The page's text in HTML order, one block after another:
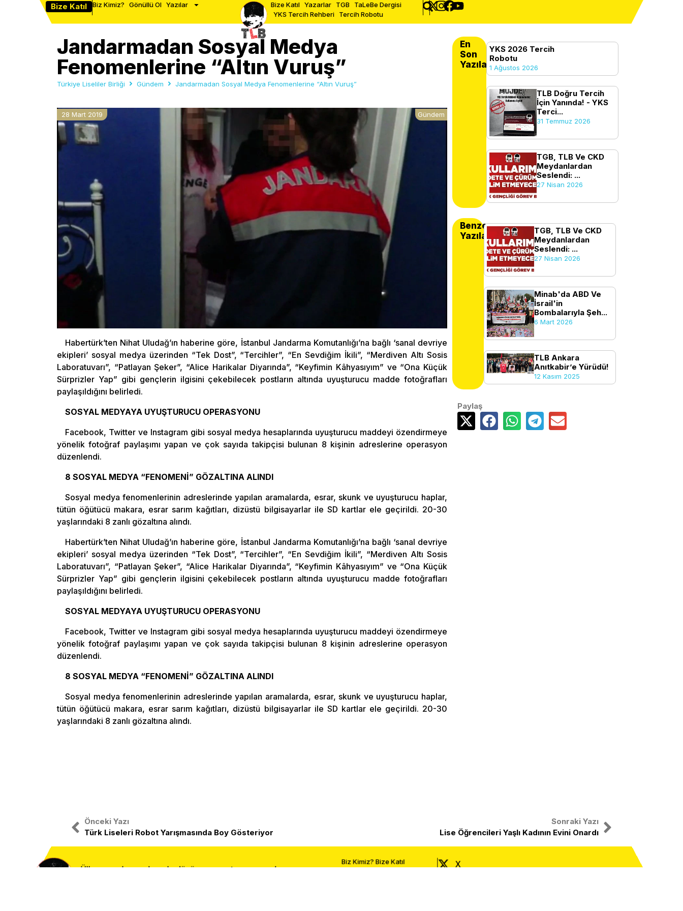
Bize Katıl Biz Kimiz? Gönüllü Ol Yazılar Bize Katıl Yazarlar TGB TaLeBe Dergisi
YKS Tercih Rehberi Tercih Robotu
Jandarmadan Sosyal Medya
Fenomenlerine “Altın Vuruş”
Türkiye Liseliler Birliği Gündem Jandarmadan Sosyal Medya Fenomenlerine “Altın Vuruş”
28 Mart 2019 Gündem
Habertürk’ten Nihat Uludağ’ın haberine göre, İstanbul Jandarma Komutanlığı’na bağlı ‘sanal devriye
ekipleri’ sosyal medya üzerinden “Tek Dost”, “Tercihler”, “En Sevdiğim İkili”, “Merdiven Altı Sosis
Laboratuvarı”, “Patlayan Şeker”, “Alice Harikalar Diyarında”, “Keyfimin Kâhyasıyım” ve “Ona Küçük
Sürprizler Yap” gibi gençlerin ilgisini çekebilecek postların altında uyuşturucu madde fotoğrafları
paylaşıldığını belirledi.
SOSYAL MEDYAYA UYUŞTURUCU OPERASYONU
Facebook, Twitter ve Instagram gibi sosyal medya hesaplarında uyuşturucu maddeyi özendirmeye
yönelik fotoğraf paylaşımı yapan ve çok sayıda takipçisi bulunan 8 kişinin adreslerine operasyon
düzenlendi.
8 SOSYAL MEDYA “FENOMENİ” GÖZALTINA ALINDI
Sosyal medya fenomenlerinin adreslerinde yapılan aramalarda, esrar, skunk ve uyuşturucu haplar,
tütün öğütücü makara, esrar sarım kağıtları, dizüstü bilgisayarlar ile SD kartlar ele geçirildi. 20-30
yaşlarındaki 8 zanlı gözaltına alındı.
Habertürk’ten Nihat Uludağ’ın haberine göre, İstanbul Jandarma Komutanlığı’na bağlı ‘sanal devriye
ekipleri’ sosyal medya üzerinden “Tek Dost”, “Tercihler”, “En Sevdiğim İkili”, “Merdiven Altı Sosis
Laboratuvarı”, “Patlayan Şeker”, “Alice Harikalar Diyarında”, “Keyfimin Kâhyasıyım” ve “Ona Küçük
Sürprizler Yap” gibi gençlerin ilgisini çekebilecek postların altında uyuşturucu madde fotoğrafları
paylaşıldığını belirledi.
SOSYAL MEDYAYA UYUŞTURUCU OPERASYONU
Facebook, Twitter ve Instagram gibi sosyal medya hesaplarında uyuşturucu maddeyi özendirmeye
yönelik fotoğraf paylaşımı yapan ve çok sayıda takipçisi bulunan 8 kişinin adreslerine operasyon
düzenlendi.
8 SOSYAL MEDYA “FENOMENİ” GÖZALTINA ALINDI
Sosyal medya fenomenlerinin adreslerinde yapılan aramalarda, esrar, skunk ve uyuşturucu haplar,
tütün öğütücü makara, esrar sarım kağıtları, dizüstü bilgisayarlar ile SD kartlar ele geçirildi. 20-30
yaşlarındaki 8 zanlı gözaltına alındı.
En
Son
Yazılanlar
YKS 2026 Tercih
Robotu
1 Ağustos 2026
TLB Doğru Tercih
İçin Yanında! - YKS
Terci...
31 Temmuz 2026
TGB, TLB Ve CKD
Meydanlardan
Seslendi: ...
27 Nisan 2026
Benzer
Yazılar
TGB, TLB Ve CKD
Meydanlardan
Seslendi: ...
27 Nisan 2026
Minab'da ABD Ve
İsrail'in
Bombalarıyla Şeh...
6 Mart 2026
TLB Ankara
Anıtkabir’e Yürüdü!
12 Kasım 2025
Paylaş
Önceki Yazı
Türk Liseleri Robot Yarışmasında Boy Gösteriyor
Sonraki Yazı
Lise Öğrencileri Yaşlı Kadının Evini Onardı
Ülke sorunlarına duyarlı, düşünen, araştıran, sorgulayan ve
Biz Kimiz? Bize Katıl X